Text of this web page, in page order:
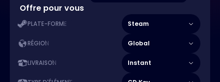
Offre pour vous
PLATE-FORME Steam
RÉGION Global
LIVRAISON Instant